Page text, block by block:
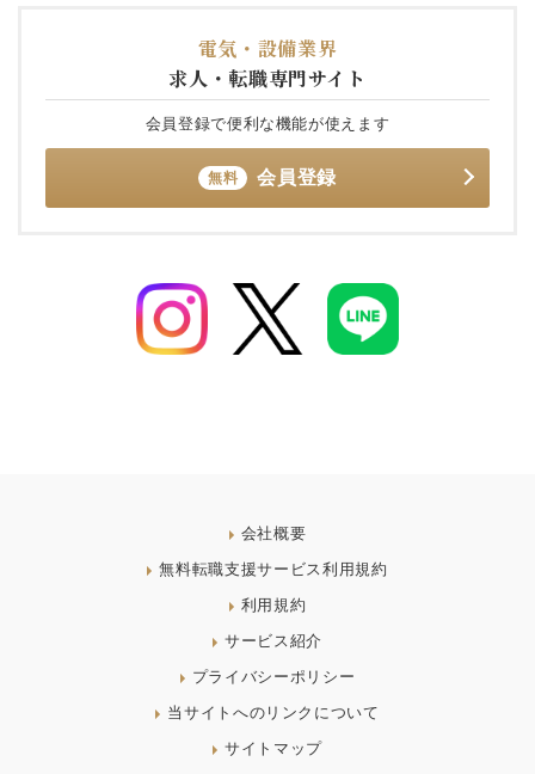
電気・設備業界
求人・転職専門サイト
会員登録で便利な機能が使えます
無料 会員登録
会社概要
無料転職支援サービス利用規約
利用規約
サービス紹介
プライバシーポリシー
当サイトへのリンクについて
サイトマップ